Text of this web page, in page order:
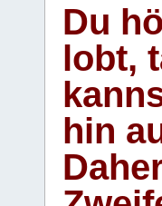
Du
lobt,
hin